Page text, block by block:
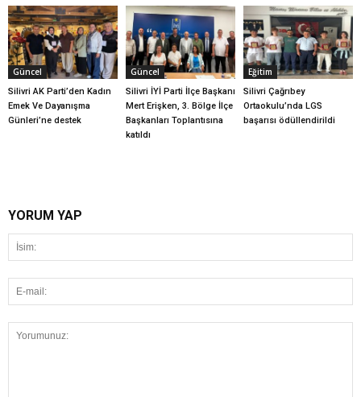
Güncel
Silivri AK Parti’den Kadın
Emek Ve Dayanışma
Günleri’ne destek
Güncel
Silivri İYİ Parti İlçe Başkanı
Mert Erişken, 3. Bölge İlçe
Başkanları Toplantısına
katıldı
Eğitim
Silivri Çağrıbey
Ortaokulu’nda LGS
başarısı ödüllendirildi
YORUM YAP